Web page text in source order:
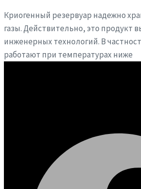
Криогенный резервуар надежно
газы. Действительно, это продукт
инженерных технологий. В
работают при температурах ниже